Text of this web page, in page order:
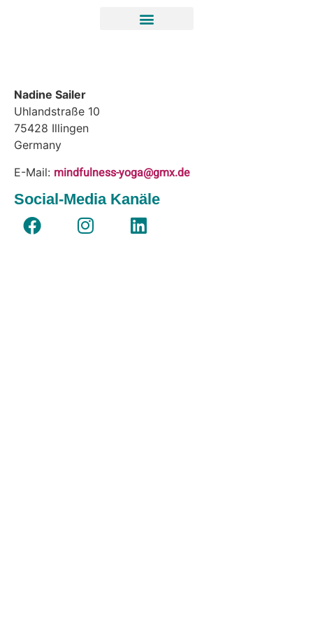
Nadine Sailer
Uhlandstraße 10
75428 Illingen
Germany
E-Mail: mindfulness-yoga@gmx.de
Social-Media Kanäle